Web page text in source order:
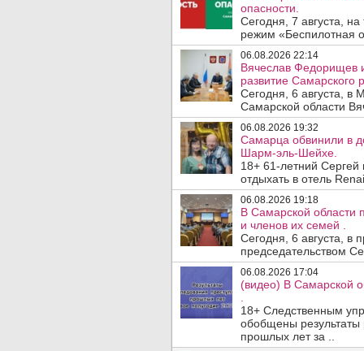
опасности.
Сегодня, 7 августа,
режим «Беспилотная
06.08.2026 22:14
Вячеслав Федорищев
развитие Самарского
Сегодня, 6 августа, в
Самарской области
06.08.2026 19:32
Самарца обвинили в
Шарм-эль-Шейхе.
18+ 61-летний
отдыхать в отель
06.08.2026 19:18
В Самарской области
и членов их семей .
Сегодня, 6 августа, в
председательством
06.08.2026 17:04
(видео) В Самарской
18+ Следственным
обобщены результаты
прошлых лет за ..